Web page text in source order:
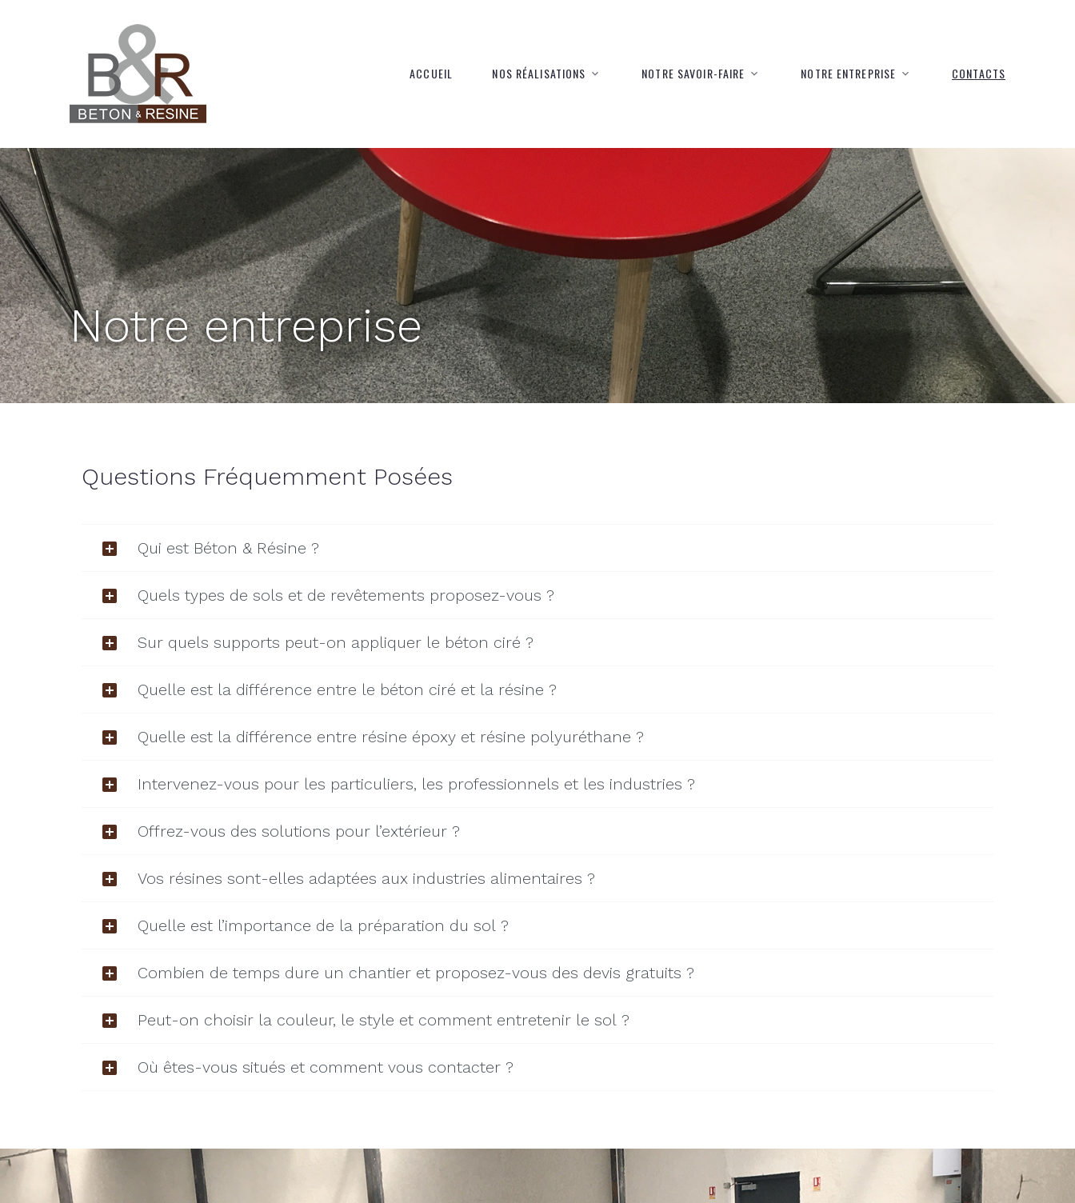
ACCUEIL NOS RÉALISATIONS NOTRE SAVOIR-FAIRE NOTRE ENTREPRISE CONTACTS
Notre entreprise
Questions Fréquemment Posées
Qui est Béton & Résine ?
Quels types de sols et de revêtements proposez-vous ?
Sur quels supports peut-on appliquer le béton ciré ?
Quelle est la différence entre le béton ciré et la résine ?
Quelle est la différence entre résine époxy et résine polyuréthane ?
Intervenez-vous pour les particuliers, les professionnels et les industries ?
Offrez-vous des solutions pour l’extérieur ?
Vos résines sont-elles adaptées aux industries alimentaires ?
Quelle est l’importance de la préparation du sol ?
Combien de temps dure un chantier et proposez-vous des devis gratuits ?
Peut-on choisir la couleur, le style et comment entretenir le sol ?
Où êtes-vous situés et comment vous contacter ?